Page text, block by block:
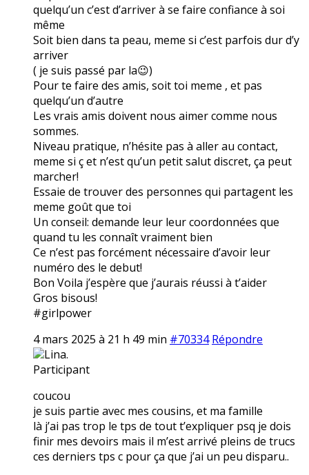
quelqu’un c’est d’arriver à se faire confiance à soi
même
Soit bien dans ta peau, meme si c’est parfois dur d’y
arriver
( je suis passé par la😉)
Pour te faire des amis, soit toi meme , et pas
quelqu’un d’autre
Les vrais amis doivent nous aimer comme nous
sommes.
Niveau pratique, n’hésite pas à aller au contact,
meme si ç et n’est qu’un petit salut discret, ça peut
marcher!
Essaie de trouver des personnes qui partagent les
meme goût que toi
Un conseil: demande leur leur coordonnées que
quand tu les connaît vraiment bien
Ce n’est pas forcément nécessaire d’avoir leur
numéro des le debut!
Bon Voila j’espère que j’aurais réussi à t’aider
Gros bisous!
#girlpower
4 mars 2025 à 21 h 49 min #70334 Répondre
Lina.
Participant
coucou
je suis partie avec mes cousins, et ma famille
là j’ai pas trop le tps de tout t’expliquer psq je dois
finir mes devoirs mais il m’est arrivé pleins de trucs
ces derniers tps c pour ça que j’ai un peu disparu..